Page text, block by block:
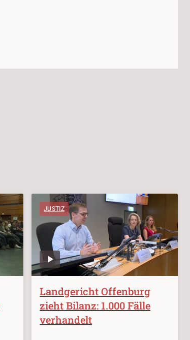
JUSTIZ
Landgericht Offenburg
zieht Bilanz: 1.000 Fälle
verhandelt